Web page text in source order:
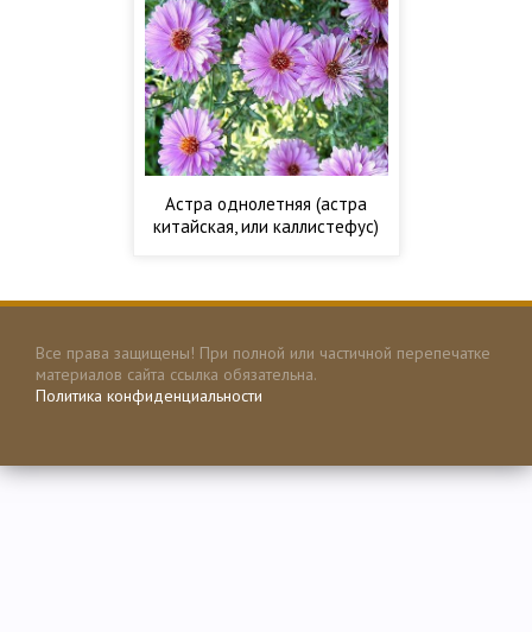
Астра однолетняя (астра
китайская, или каллистефус)
Все права защищены! При полной или частичной перепечатке
материалов сайта ссылка обязательна.
Политика конфиденциальности